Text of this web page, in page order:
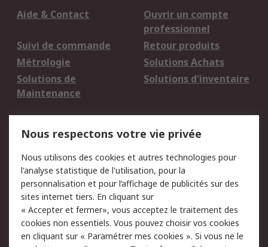
Aide & Contact
Ouvrir un compte
professionnel
Suivi de commande
Retour produits
Métrologie
Solutions Achats
Solutions de
Maintenance
Solutions d'inventaire
du site
Politique de protection
des données - Mise à
jour
Sécurité des E-mails
Conditions générales
de vente
Politique anti-
corruption
Nous respectons votre vie privée
Nous utilisons des cookies et autres technologies pour
l'analyse statistique de l'utilisation, pour la
personnalisation et pour l’affichage de publicités sur des
sites internet tiers. En cliquant sur
« Accepter et fermer», vous acceptez le traitement des
cookies non essentiels. Vous pouvez choisir vos cookies
en cliquant sur « Paramétrer mes cookies ». Si vous ne le